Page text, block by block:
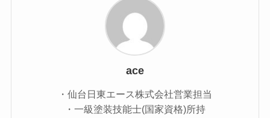
ace
・仙台日東エース株式会社営業担当
・一級塗装技能士(国家資格)所持